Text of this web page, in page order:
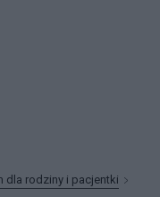
dla rodziny i pacjentki